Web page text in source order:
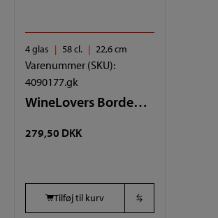
4 glas 58 cl. 22,6 cm
Varenummer (SKU):
4090177.gk
WineLovers Bordeaux 4 glas
279,50 DKK
Tilføj til kurv